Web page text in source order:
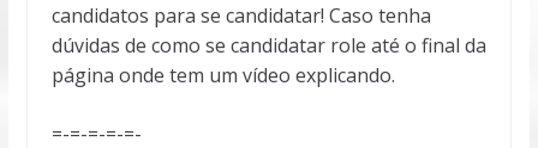
candidatos para se candidatar! Caso tenha
dúvidas de como se candidatar role até o final da
página onde tem um vídeo explicando.
=-=-=-=-=-